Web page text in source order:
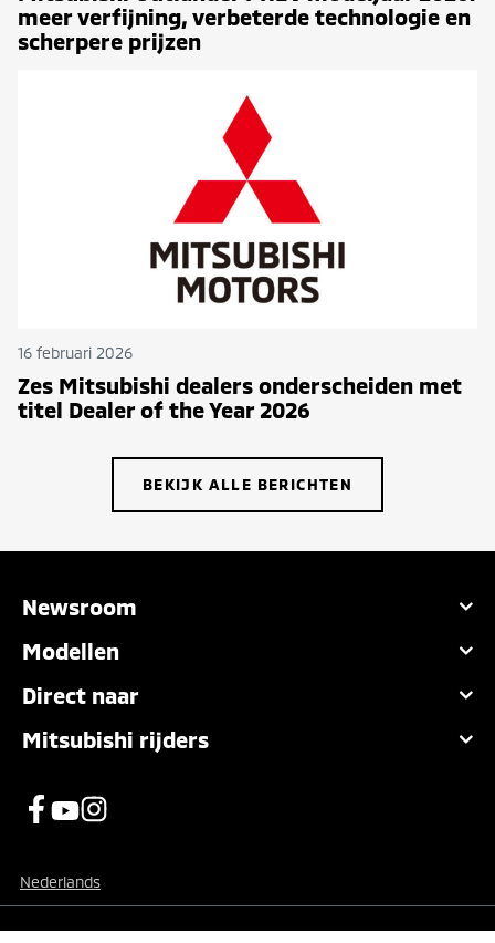
meer verfijning, verbeterde technologie en
scherpere prijzen
16 februari 2026
Zes Mitsubishi dealers onderscheiden met
titel Dealer of the Year 2026
BEKIJK ALLE BERICHTEN
Newsroom
Modellen
Direct naar
Mitsubishi rijders
Nederlands